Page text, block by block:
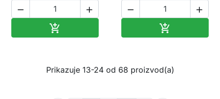
 

 

Prikazuje 13-24 od 68 proizvod(a)